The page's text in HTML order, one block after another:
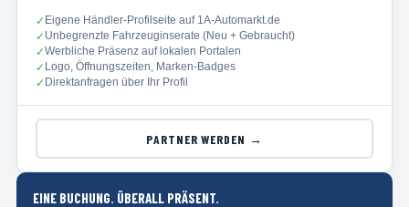
✓ Eigene Händler-Profilseite auf 1A-Automarkt.de
✓ Unbegrenzte Fahrzeuginserate (Neu + Gebraucht)
✓Werbliche Präsenz auf lokalen Portalen
✓ Logo, Öffnungszeiten, Marken-Badges
✓ Direktanfragen über Ihr Profil
PARTNER WERDEN →
EINE BUCHUNG. ÜBERALL PRÄSENT.